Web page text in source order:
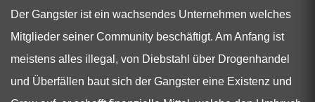
Der Gangster ist ein wachsendes Unternehmen welches
Mitglieder seiner Community beschäftigt. Am Anfang ist
meistens alles illegal, von Diebstahl über Drogenhandel
und Überfällen baut sich der Gangster eine Existenz und